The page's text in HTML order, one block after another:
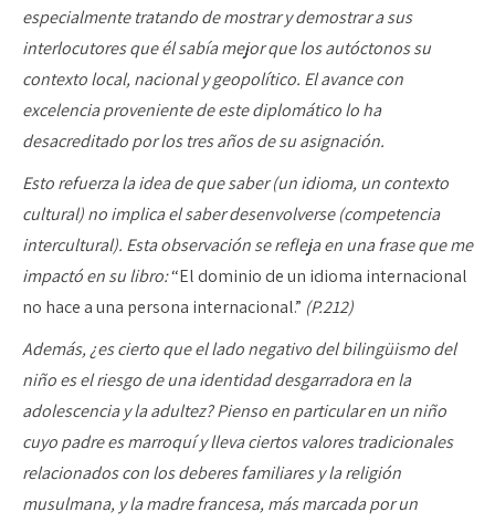
especialmente tratando de mostrar y demostrar a sus
interlocutores que él sabía mejor que los autóctonos su
contexto local, nacional y geopolítico. El avance con
excelencia proveniente de este diplomático lo ha
desacreditado por los tres años de su asignación.
Esto refuerza la idea de que saber (un idioma, un contexto
cultural) no implica el saber desenvolverse (competencia
intercultural). Esta observación se refleja en una frase que me
impactó en su libro:“El dominio de un idioma internacional
no hace a una persona internacional.” (P.212)
Además, ¿es cierto que el lado negativo del bilingüismo del
niño es el riesgo de una identidad desgarradora en la
adolescencia y la adultez? Pienso en particular en un niño
cuyo padre es marroquí y lleva ciertos valores tradicionales
relacionados con los deberes familiares y la religión
musulmana, y la madre francesa, más marcada por un